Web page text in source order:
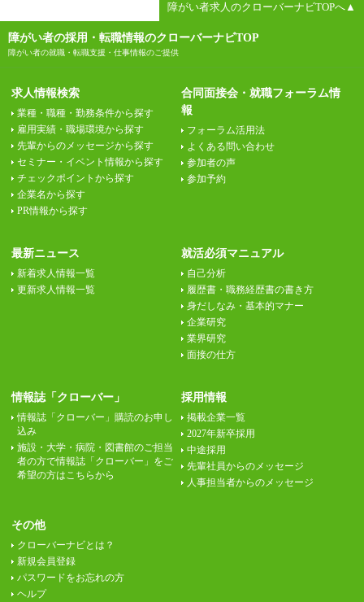
障がい者求人のクローバーナビTOPへ▲
障がい者の採用・転職情報のクローバーナビTOP
障がい者の就職・転職支援・仕事情報のご提供
求人情報検索
業種・職種・勤務条件から探す
雇用実績・職場環境から探す
先輩からのメッセージから探す
セミナー・イベント情報から探す
チェックポイントから探す
企業名から探す
PR情報から探す
合同面接会・就職フォーラム情
報
フォーラム活用法
よくある問い合わせ
参加者の声
参加予約
最新ニュース
新着求人情報一覧
更新求人情報一覧
就活必須マニュアル
自己分析
履歴書・職務経歴書の書き方
身だしなみ・基本的マナー
企業研究
業界研究
面接の仕方
情報誌「クローバー」
情報誌「クローバー」購読のお申し
込み
施設・大学・病院・図書館のご担当
者の方で情報誌「クローバー」をご
希望の方はこちらから
採用情報
掲載企業一覧
2027年新卒採用
中途採用
先輩社員からのメッセージ
人事担当者からのメッセージ
その他
クローバーナビとは？
新規会員登録
パスワードをお忘れの方
ヘルプ